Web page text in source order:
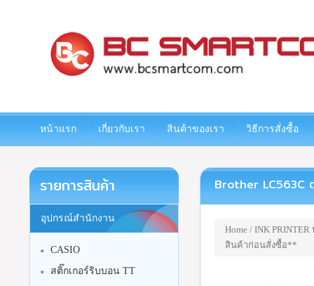
หน้าแรก เกี่ยวกับเรา สินค้าของเรา วิธีการสั่งซื้อ
Brother LC563C
Home/ INK
สินค้าก่อนสั่งซื้อ**
รายการสินค้า
อุปกรณ์สำนักงาน
CASIO
สติ๊กเกอร์ริบบอน TT